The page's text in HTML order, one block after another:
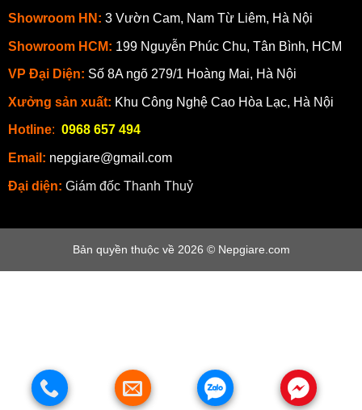
Showroom HN: 3 Vườn Cam, Nam Từ Liêm, Hà Nội
Showroom HCM: 199 Nguyễn Phúc Chu, Tân Bình, HCM
VP Đại Diện: Số 8A ngõ 279/1 Hoàng Mai, Hà Nội
Xưởng sản xuất: Khu Công Nghệ Cao Hòa Lạc, Hà Nội
Hotline: 0968 657 494
Email: nepgiare@gmail.com
Đại diện: Giám đốc Thanh Thuỷ
. .
Bản quyền thuộc về 2026 © Nepgiare.com